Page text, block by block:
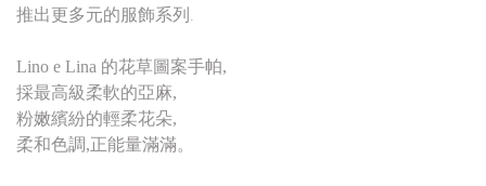
推出更多元的服飾系列.
Lino e Lina 的花草圖案手帕,
採最高級柔軟的亞麻,
粉嫩繽紛的輕柔花朵,
柔和色調,正能量滿滿。